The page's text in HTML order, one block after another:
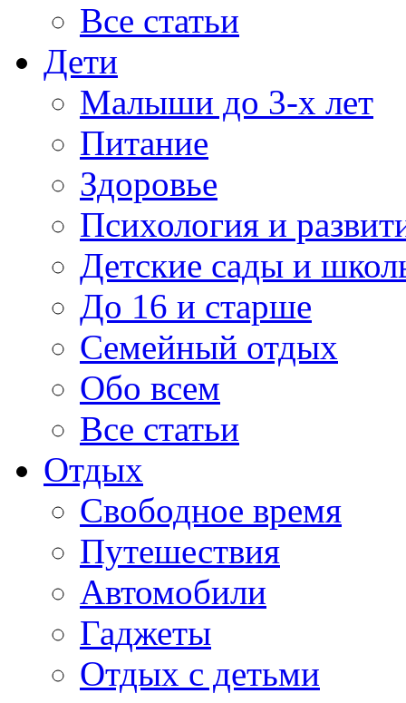
Все статьи
Дети
Малыши до 3-х лет
Питание
Здоровье
Психология и
Детские сады и
До 16 и старше
Семейный отдых
Обо всем
Все статьи
Отдых
Свободное время
Путешествия
Автомобили
Гаджеты
Отдых с детьми